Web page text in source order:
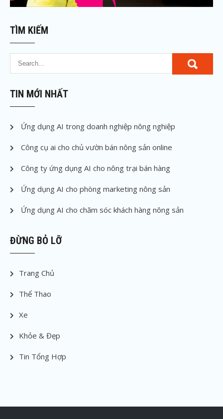
TÌM KIẾM
TIN MỚI NHẤT
Ứng dụng AI trong doanh nghiệp nông nghiệp
Công cụ ai cho chủ vườn bán nông sản online
Công ty ứng dụng AI cho nông trại bán hàng
Ứng dụng AI cho phòng marketing nông sản
Ứng dụng AI cho chăm sóc khách hàng nông sản
ĐỪNG BỎ LỠ
Trang Chủ
Thể Thao
Xe
Khỏe & Đẹp
Tin Tổng Hợp